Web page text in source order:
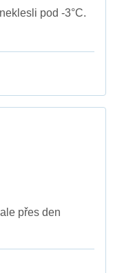
pod -3°C.
přes den